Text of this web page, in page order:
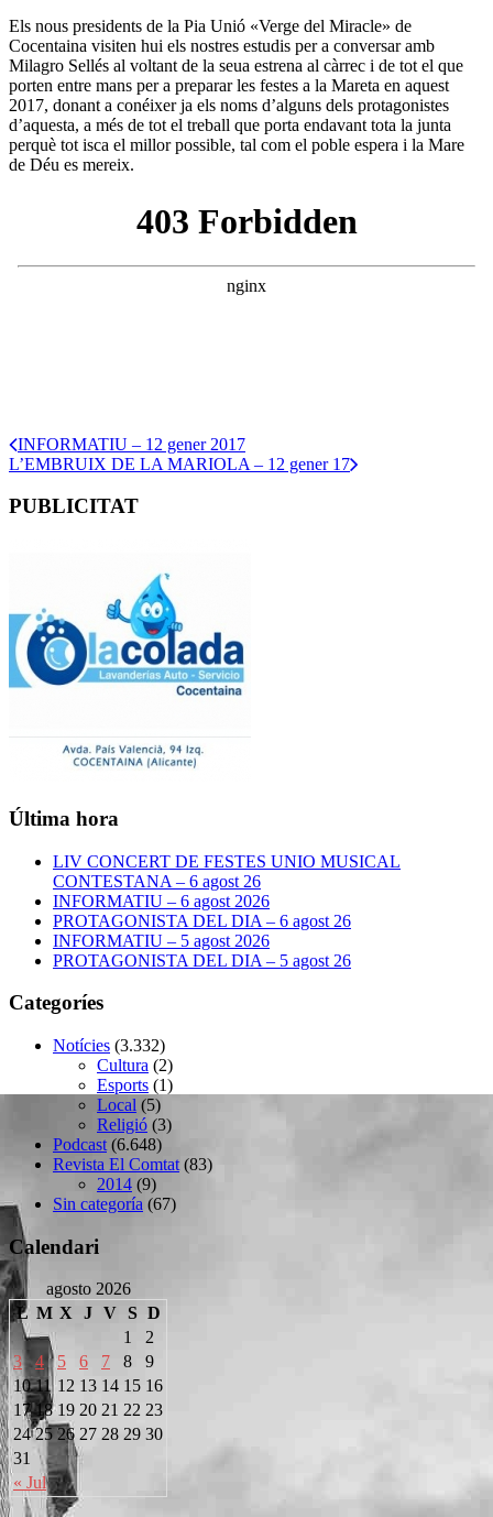
Els nous presidents de la Pia Unió «Verge del Miracle» de
Cocentaina visiten hui els nostres estudis per a conversar amb
Milagro Sellés al voltant de la seua estrena al càrrec i de tot el que
porten entre mans per a preparar les festes a la Mareta en aquest
2017, donant a conéixer ja els noms d’alguns dels protagonistes
d’aquesta, a més de tot el treball que porta endavant tota la junta
perquè tot isca el millor possible, tal com el poble espera i la Mare
de Déu es mereix.
INFORMATIU – 12 gener 2017
L’EMBRUIX DE LA MARIOLA – 12 gener 17
PUBLICITAT
Última hora
LIV CONCERT DE FESTES UNIO MUSICAL
CONTESTANA – 6 agost 26
INFORMATIU – 6 agost 2026
PROTAGONISTA DEL DIA – 6 agost 26
INFORMATIU – 5 agost 2026
PROTAGONISTA DEL DIA – 5 agost 26
Categoríes
Notícies (3.332)
Cultura (2)
Esports (1)
Local (5)
Religió (3)
Podcast (6.648)
Revista El Comtat (83)
2014 (9)
Sin categoría (67)
Calendari
agosto 2026
L M X J V S D
« Jul
1
2
3
4 5 6 7 8
9
10 11 12 13 14 15 16
17 18 19 20 21 22 23
24 25 26 27 28 29 30
31